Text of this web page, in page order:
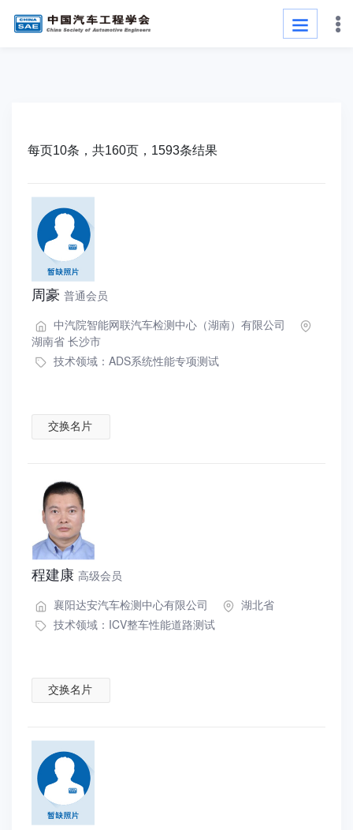
每页10条，共160页，1593条结果
周豪 普通会员
中汽院智能网联汽车检测中心（湖南）有限公司
湖南省 长沙市
技术领域： ADS系统性能专项测试
交换名片
程建康 高级会员
襄阳达安汽车检测中心有限公司
湖北省
技术领域： ICV整车性能道路测试
交换名片